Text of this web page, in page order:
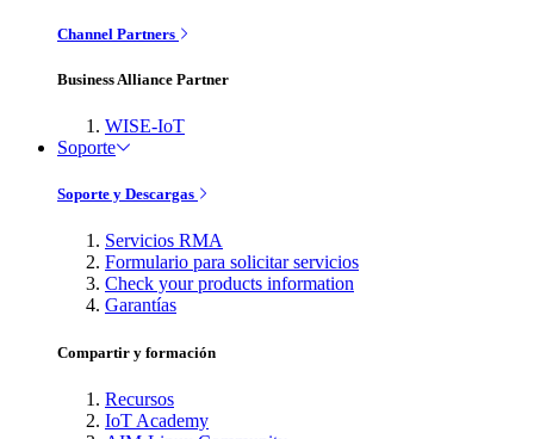
Channel Partners
Business Alliance Partner
WISE-IoT
Soporte
Soporte y Descargas
Servicios RMA
Formulario para solicitar servicios
Check your products information
Garantías
Compartir y formación
Recursos
IoT Academy